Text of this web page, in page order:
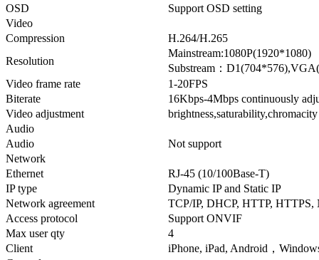
OSD
Support OSD setting
Video
Compression
H.264/H.265
Resolution
Mainstream:1080P(1920*1080)
Substream：
Video frame rate
1-20FPS
Biterate
16Kbps-4Mbps continuously
Video adjustment
Audio
Audio
Not support
Network
Ethernet
RJ-45 (10/100Base-T)
IP type
Dynamic IP and Static IP
Network agreement
TCP/IP, DHCP, HTTP, HTTPS,
Access protocol
Support ONVIF
Max user qty
4
Client
iPhone, iPad, Android，